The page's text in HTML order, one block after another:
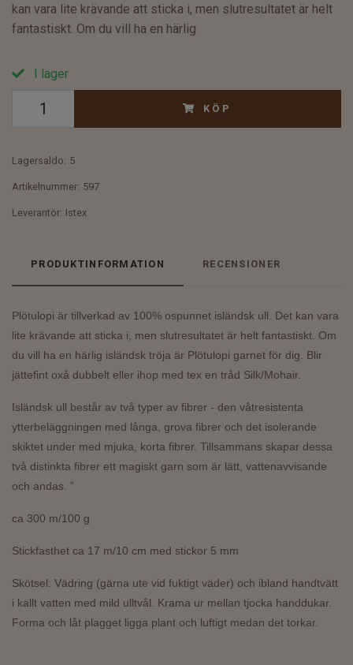
kan vara lite krävande att sticka i, men slutresultatet är helt
fantastiskt. Om du vill ha en härlig
I lager
KÖP
Lagersaldo: 5
Artikelnummer: 597
Leverantör: Istex
PRODUKTINFORMATION RECENSIONER
Plötulopi är tillverkad av 100% ospunnet isländsk ull. Det kan vara
lite krävande att sticka i, men slutresultatet är helt fantastiskt. Om
du vill ha en härlig isländsk tröja är Plötulopi garnet för dig. Blir
jättefint oxå dubbelt eller ihop med tex en tråd Silk/Mohair.
Isländsk ull består av två typer av fibrer - den våtresistenta
ytterbeläggningen med långa, grova fibrer och det isolerande
skiktet under med mjuka, korta fibrer. Tillsammans skapar dessa
två distinkta fibrer ett magiskt garn som är lätt, vattenavvisande
och andas. ”
ca 300 m/100 g
Stickfasthet ca 17 m/10 cm med stickor 5 mm
Skötsel: Vädring (gärna ute vid fuktigt väder) och ibland handtvätt
i kallt vatten med mild ulltvål. Krama ur mellan tjocka handdukar.
Forma och låt plagget ligga plant och luftigt medan det torkar.